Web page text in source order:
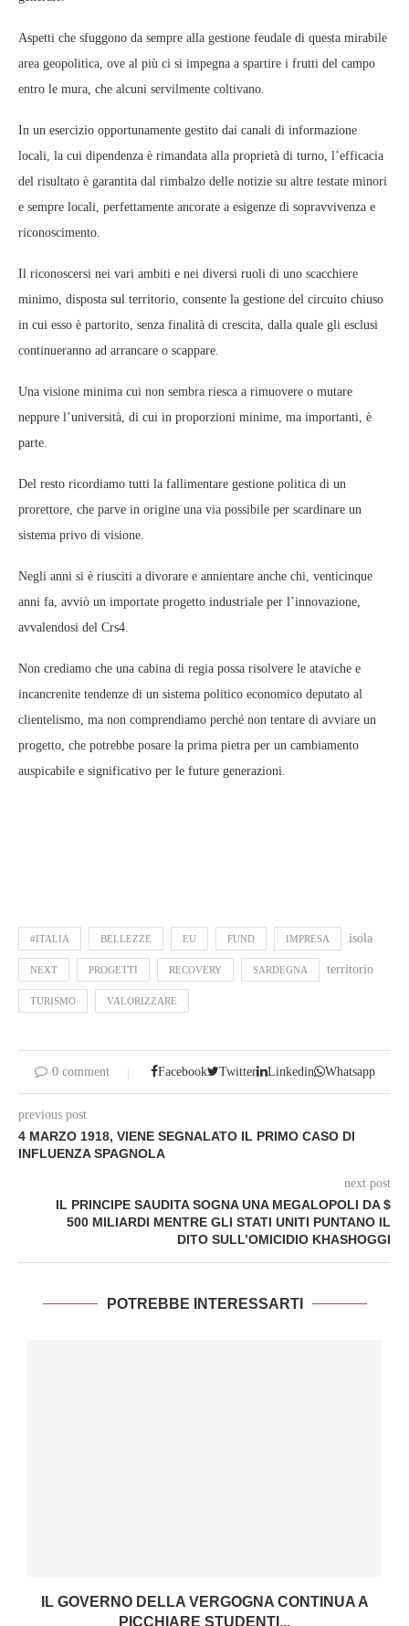
Aspetti che sfuggono da sempre alla gestione feudale di questa mirabile
area geopolitica, ove al più ci si impegna a spartire i frutti del campo
entro le mura, che alcuni servilmente coltivano.
In un esercizio opportunamente gestito dai canali di informazione
locali, la cui dipendenza è rimandata alla proprietà di turno, l’efficacia
del risultato è garantita dal rimbalzo delle notizie su altre testate minori
e sempre locali, perfettamente ancorate a esigenze di sopravvivenza e
riconoscimento.
Il riconoscersi nei vari ambiti e nei diversi ruoli di uno scacchiere
minimo, disposta sul territorio, consente la gestione del circuito chiuso
in cui esso è partorito, senza finalità di crescita, dalla quale gli esclusi
continueranno ad arrancare o scappare.
Una visione minima cui non sembra riesca a rimuovere o mutare
neppure l’università, di cui in proporzioni minime, ma importanti, è
parte.
Del resto ricordiamo tutti la fallimentare gestione politica di un
prorettore, che parve in origine una via possibile per scardinare un
sistema privo di visione.
Negli anni si è riusciti a divorare e annientare anche chi, venticinque
anni fa, avviò un importate progetto industriale per l’innovazione,
avvalendosi del Crs4.
Non crediamo che una cabina di regia possa risolvere le ataviche e
incancrenite tendenze di un sistema politico economico deputato al
clientelismo, ma non comprendiamo perché non tentare di avviare un
progetto, che potrebbe posare la prima pietra per un cambiamento
auspicabile e significativo per le future generazioni.
#ITALIA BELLEZZE EU FUND IMPRESA isola
NEXT PROGETTI RECOVERY SARDEGNA territorio
TURISMO VALORIZZARE
0 comment Facebook Twitter Linkedin Whatsapp
previous post
4 MARZO 1918, VIENE SEGNALATO IL PRIMO CASO DI
INFLUENZA SPAGNOLA
next post
IL PRINCIPE SAUDITA SOGNA UNA MEGALOPOLI DA $
500 MILIARDI MENTRE GLI STATI UNITI PUNTANO IL
DITO SULL’OMICIDIO KHASHOGGI
POTREBBE INTERESSARTI
IL GOVERNO DELLA VERGOGNA CONTINUA A
PICCHIARE STUDENTI...